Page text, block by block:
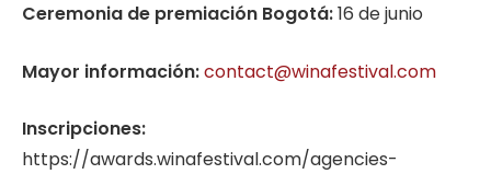
Ceremonia de premiación Bogotá:16 de junio
Mayor información:contact@winafestival.com
Inscripciones:
https://awards.winafestival.com/agencies-